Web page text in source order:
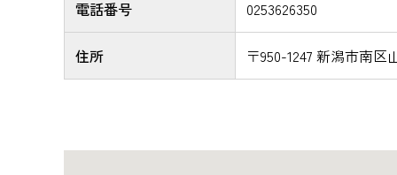
電話番号 0253626350
住所 〒950-1247 新潟市南区